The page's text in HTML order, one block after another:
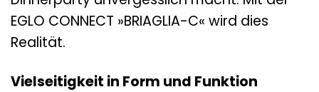
EGLO CONNECT »BRIAGLIA-C« wird dies
Realität.
Vielseitigkeit in Form und Funktion